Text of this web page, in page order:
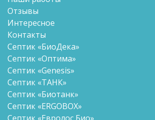
Отзывы
Интересное
Контакты
Септик «БиоДека»
Септик «Оптима»
Септик «Genesis»
Септик «ТАНК»
Септик «Биотанк»
Септик «ERGOBOX»